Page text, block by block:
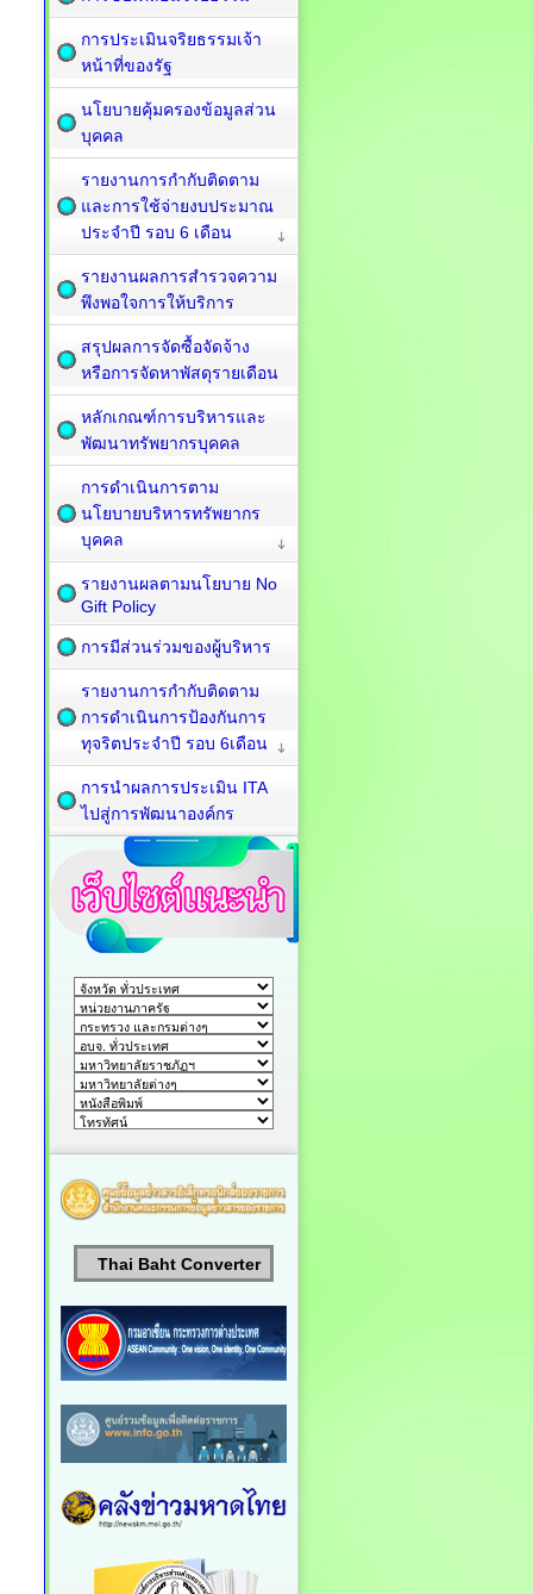
การประเมินจริยธรรมเจ้า
หน้าที่ของรัฐ
นโยบายคุ้มครองข้อมูลส่วน
บุคคล
รายงานการกำกับติดตาม
และการใช้จ่ายงบประมาณ
ประจำปี รอบ 6 เดือน
รายงานผลการสำรวจความ
พึงพอใจการให้บริการ
สรุปผลการจัดซื้อจัดจ้าง
หรือการจัดหาพัสดุรายเดือน
หลักเกณฑ์การบริหารและ
พัฒนาทรัพยากรบุคคล
การดำเนินการตาม
นโยบายบริหารทรัพยากร
บุคคล
รายงานผลตามนโยบาย No
Gift Policy
การมีส่วนร่วมของผู้บริหาร
รายงานการกำกับติดตาม
การดำเนินการป้องกันการ
ทุจริตประจำปี รอบ 6เดือน
การนำผลการประเมิน ITA
ไปสู่การพัฒนาองค์กร
Thai Baht Converter